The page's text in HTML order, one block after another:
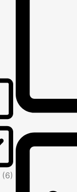
(6)